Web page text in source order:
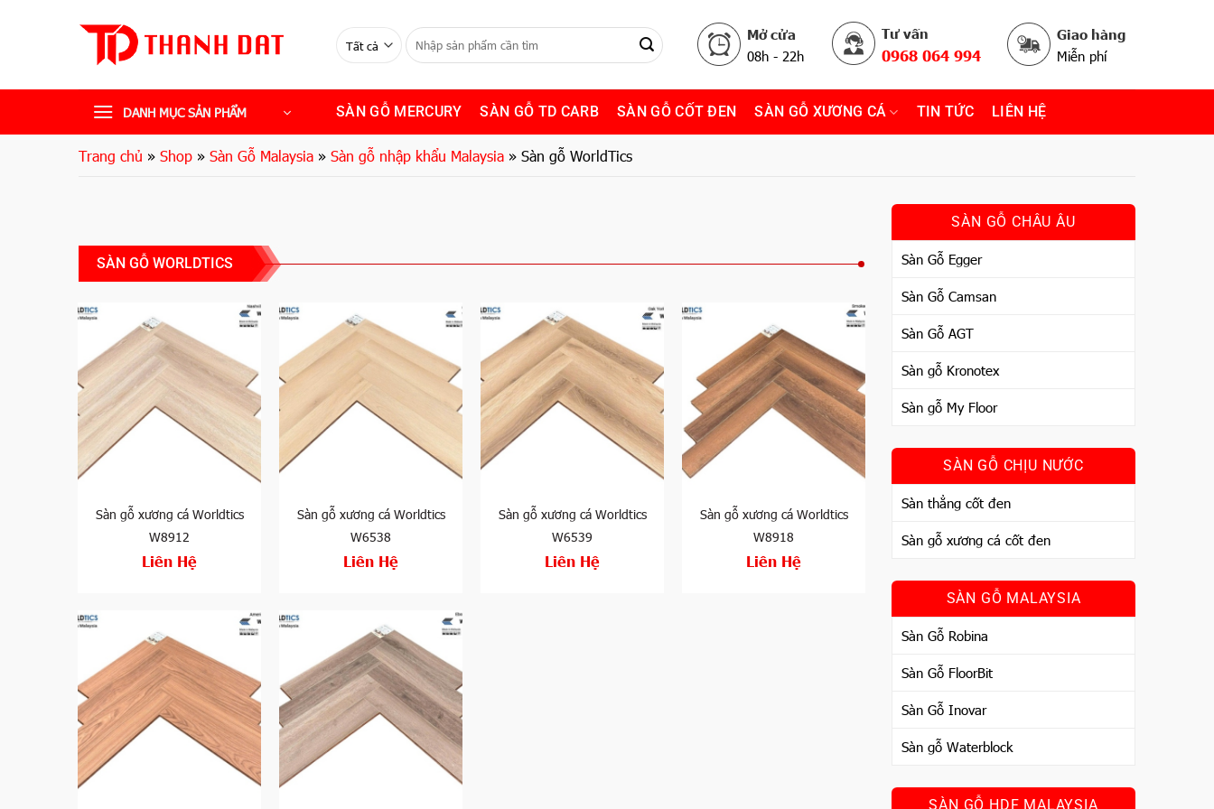
Mở cửa
08h - 22h
Tư vấn
0968 064 994
Giao hàng
Miễn phí
DANH MỤC SẢN PHẨM SÀN GỖ MERCURY SÀN GỖ TD CARB SÀN GỖ CỐT ĐEN SÀN GỖ XƯƠNG CÁ TIN TỨC LIÊN HỆ
Trang chủ » Shop » Sàn Gỗ Malaysia » Sàn gỗ nhập khẩu Malaysia » Sàn gỗ WorldTics
SÀN GỖ WORLDTICS
Sàn gỗ xương cá Worldtics
W8912
Liên Hệ
Sàn gỗ xương cá Worldtics
W6538
Liên Hệ
Sàn gỗ xương cá Worldtics
W6539
Liên Hệ
Sàn gỗ xương cá Worldtics
W8918
Liên Hệ
SÀN GỖ CHÂU ÂU
Sàn Gỗ Egger
Sàn Gỗ Camsan
Sàn Gỗ AGT
Sàn gỗ Kronotex
Sàn gỗ My Floor
SÀN GỖ CHỊU NƯỚC
Sàn thẳng cốt đen
Sàn gỗ xương cá cốt đen
SÀN GỖ MALAYSIA
Sàn Gỗ Robina
Sàn Gỗ FloorBit
Sàn Gỗ Inovar
Sàn gỗ Waterblock
SÀN GỖ HDF MALAYSIA